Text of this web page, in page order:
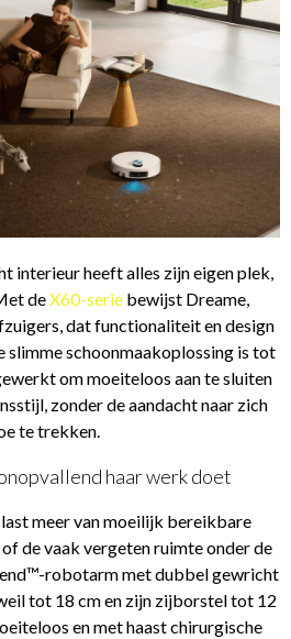
interieur heeft alles zijn eigen plek,
deX60-serie bewijst Dreame,
dat functionaliteit en design
slimme schoonmaakoplossing is tot
om moeiteloos aan te sluiten
zonder de aandacht naar zich
te trekken.
haar werk doet
meer van moeilijk bereikbare
de vaak vergeten ruimte onder de
robotarm met dubbel gewricht
tot 18 cm en zijn zijborstel tot 12
en met haast chirurgische